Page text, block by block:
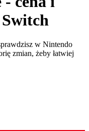
w Nintendo
zmian, żeby łatwiej